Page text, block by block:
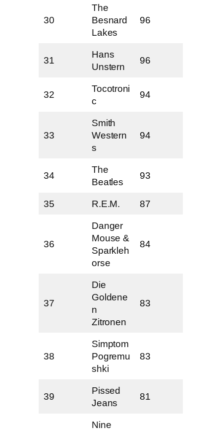
30
The
Besnard
Lakes
96
31
Hans
Unstern
96
32
Tocotroni
c
94
33
Smith
Western
s
94
34
The
Beatles
93
35 R.E.M. 87
36
Danger
Mouse &
Sparkleh
orse
84
37
Die
Goldene
n
Zitronen
83
38
Simptom
Pogremu
shki
83
39
Pissed
Jeans
81
Nine